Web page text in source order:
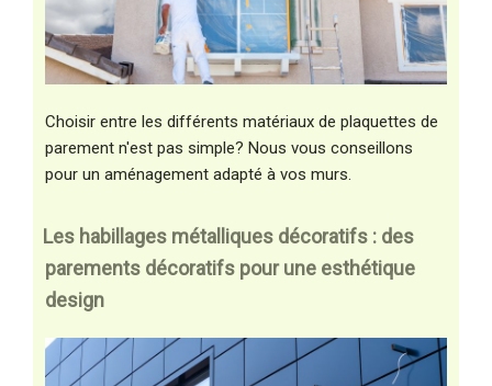
Choisir entre les différents matériaux de plaquettes de
parement n'est pas simple? Nous vous conseillons
pour un aménagement adapté à vos murs.
Les habillages métalliques décoratifs : des
parements décoratifs pour une esthétique
design